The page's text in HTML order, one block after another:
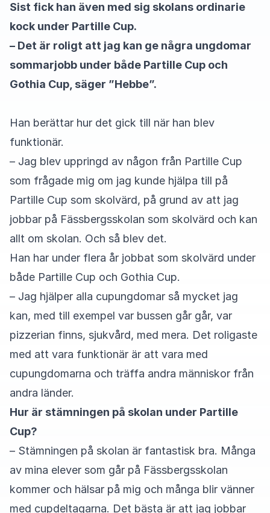
Sist fick han även med sig skolans ordinarie
kock under Partille Cup.
– Det är roligt att jag kan ge några ungdomar
sommarjobb under både Partille Cup och
Gothia Cup, säger ”Hebbe”.
Han berättar hur det gick till när han blev
funktionär.
– Jag blev uppringd av någon från Partille Cup
som frågade mig om jag kunde hjälpa till på
Partille Cup som skolvärd, på grund av att jag
jobbar på Fässbergsskolan som skolvärd och kan
allt om skolan. Och så blev det.
Han har under flera år jobbat som skolvärd under
både Partille Cup och Gothia Cup.
– Jag hjälper alla cupungdomar så mycket jag
kan, med till exempel var bussen går går, var
pizzerian finns, sjukvård, med mera. Det roligaste
med att vara funktionär är att vara med
cupungdomarna och träffa andra människor från
andra länder.
Hur är stämningen på skolan under Partille
Cup?
– Stämningen på skolan är fantastisk bra. Många
av mina elever som går på Fässbergsskolan
kommer och hälsar på mig och många blir vänner
med cupdeltagarna. Det bästa är att jag jobbar